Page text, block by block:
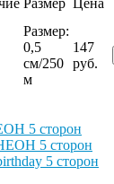
Размер:
0,5
см/250
м
147
руб.
5 сторон
5 сторон
5 сторон